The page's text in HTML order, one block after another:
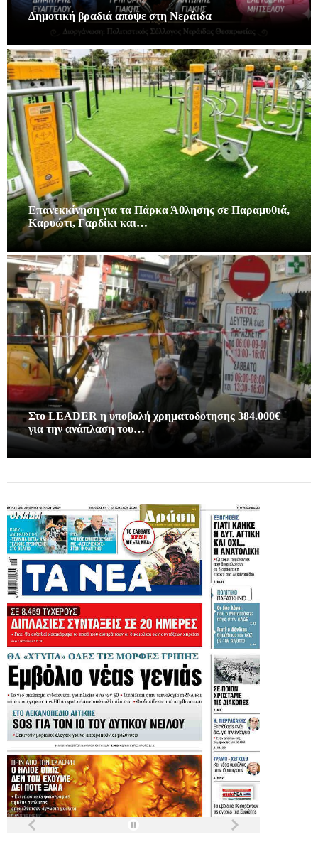
Δημοτική βραδιά απόψε στη Νεράιδα
Επανεκκίνηση για τα Πάρκα Άθλησης σε Παραμυθιά,
Καρυώτι, Γαρδίκι και…
Στο LEADER η υποβολή χρηματοδοτησης 384.000€
για την ανάπλαση του…